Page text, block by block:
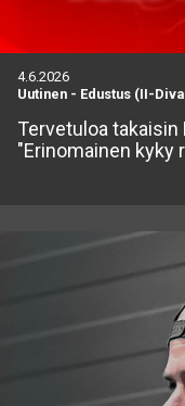
4.6.2026
Uutinen - Edustus (II-
Tervetuloa takaisin
"Erinomainen kyky